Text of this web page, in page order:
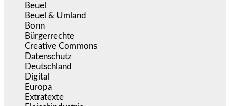
Beuel
Beuel & Umland
Bonn
Bürgerrechte
Creative Commons
Datenschutz
Deutschland
Digital
Europa
Extratexte